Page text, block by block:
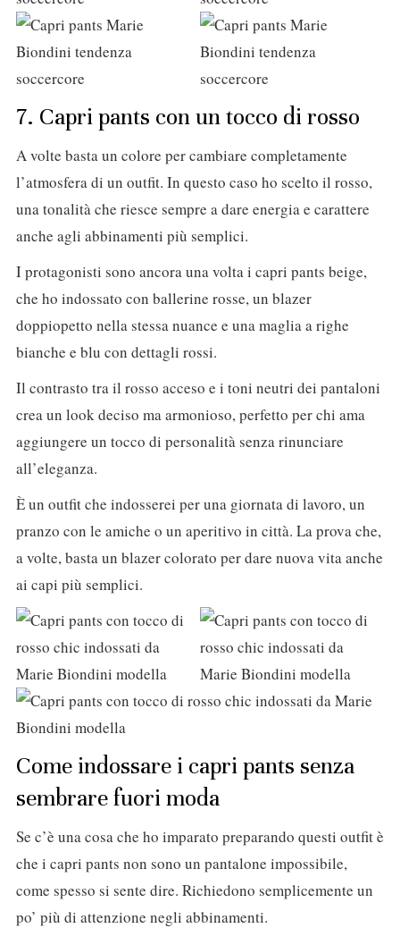
7. Capri pants con un tocco di rosso
A volte basta un colore per cambiare completamente
l’atmosfera di un outfit. In questo caso ho scelto il rosso,
una tonalità che riesce sempre a dare energia e carattere
anche agli abbinamenti più semplici.
I protagonisti sono ancora una volta i capri pants beige,
che ho indossato con ballerine rosse, un blazer
doppiopetto nella stessa nuance e una maglia a righe
bianche e blu con dettagli rossi.
Il contrasto tra il rosso acceso e i toni neutri dei pantaloni
crea un look deciso ma armonioso, perfetto per chi ama
aggiungere un tocco di personalità senza rinunciare
all’eleganza.
È un outfit che indosserei per una giornata di lavoro, un
pranzo con le amiche o un aperitivo in città. La prova che,
a volte, basta un blazer colorato per dare nuova vita anche
ai capi più semplici.
Come indossare i capri pants senza
sembrare fuori moda
Se c’è una cosa che ho imparato preparando questi outfit è
che i capri pants non sono un pantalone impossibile,
come spesso si sente dire. Richiedono semplicemente un
po’ più di attenzione negli abbinamenti.